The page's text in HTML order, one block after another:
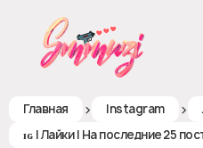
Главная > Instagram >
ɪɢ | Лайки | На последние 25